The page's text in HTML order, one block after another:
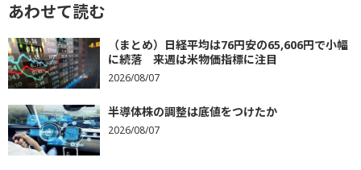
あわせて読む
（まとめ）日経平均は76円安の65,606円で小幅
に続落 来週は米物価指標に注目
2026/08/07
半導体株の調整は底値をつけたか
2026/08/07